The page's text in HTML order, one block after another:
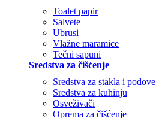
Toalet papir
Salvete
Ubrusi
Vlažne maramice
Tečni sapuni
Sredstva za čišćenje
Sredstva za stakla i podove
Sredstva za kuhinju
Osveživači
Oprema za čišćenje